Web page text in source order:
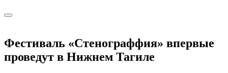
Фестиваль «Стенограффия» впервые
проведут в Нижнем Тагиле